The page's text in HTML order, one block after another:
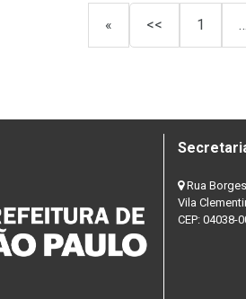
« << 1 …
Rua
Vila
CEP: 04038-